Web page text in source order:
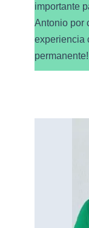
importante
Antonio por
experiencia
permanente!